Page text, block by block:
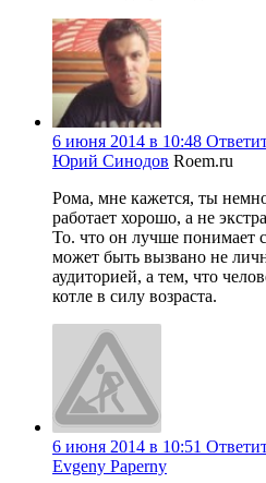
6 июня 2014 в 10:48
Юрий Синодов Roem.ru
Рома, мне кажется, ты
работает хорошо, а не
То. что он лучше понимает
может быть вызвано не
аудиторией, а тем, что
котле в силу возраста.
6 июня 2014 в 10:51
Evgeny Paperny